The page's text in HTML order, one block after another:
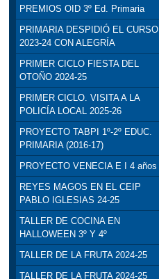
PREMIOS OID 3º Ed. Primaria
PRIMARIA DESPIDIÓ EL CURSO
2023-24 CON ALEGRÍA
PRIMER CICLO FIESTA DEL
OTOÑO 2024-25
PRIMER CICLO. VISITA A LA
POLICÍA LOCAL 2025-26
PROYECTO TABPI 1º-2º EDUC.
PRIMARIA (2016-17)
PROYECTO VENECIA E I 4 años
REYES MAGOS EN EL CEIP
PABLO IGLESIAS 24-25
TALLER DE COCINA EN
HALLOWEEN 3º Y 4º
TALLER DE LA FRUTA 2024-25
TALLER DE LA FRUTA 2024-25